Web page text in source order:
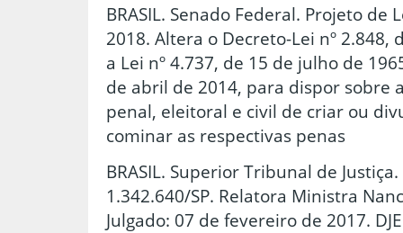
BRASIL. Senado Federal. Projeto de
2018. Altera o Decreto-Lei nº 2.848,
a Lei nº 4.737, de 15 de julho de
de abril de 2014, para dispor sobre
penal, eleitoral e civil de criar ou
cominar as respectivas penas
BRASIL. Superior Tribunal de
1.342.640/SP. Relatora Ministra
Julgado: 07 de fevereiro de 2017.